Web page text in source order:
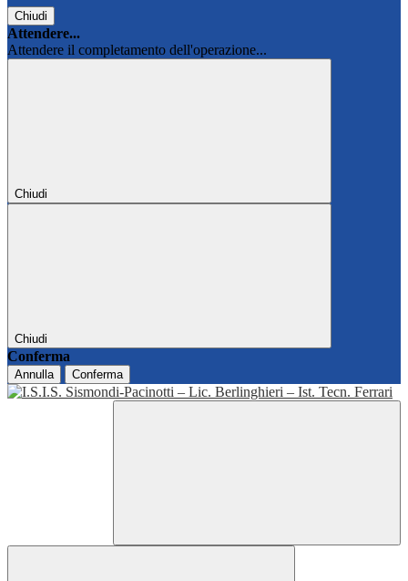
Chiudi
Attendere...
Attendere il completamento dell'operazione...
Chiudi
Chiudi
Conferma
Annulla Conferma